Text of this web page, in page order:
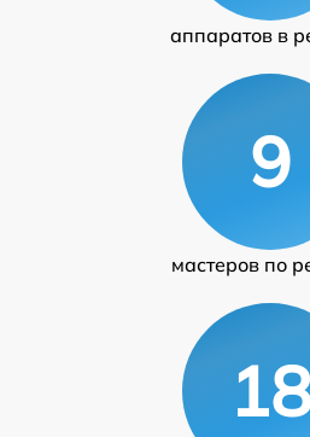
аппаратов в
9
мастеров по
18